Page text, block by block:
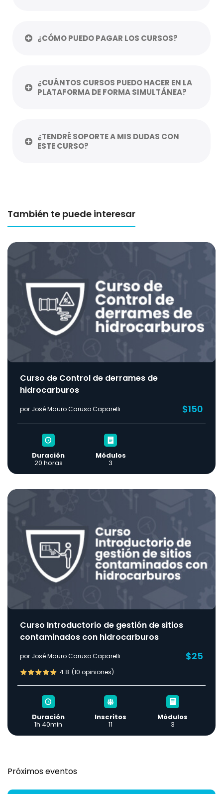
¿CÓMO PUEDO PAGAR LOS CURSOS?
¿CUÁNTOS CURSOS PUEDO HACER EN LA
PLATAFORMA DE FORMA SIMULTÁNEA?
¿TENDRÉ SOPORTE A MIS DUDAS CON
ESTE CURSO?
También te puede interesar
Curso de Control de derrames de
hidrocarburos
por José Mauro Caruso Caparelli $150
Duración
20 horas
Módulos
3
Curso Introductorio de gestión de sitios
contaminados con hidrocarburos
por José Mauro Caruso Caparelli $25
4.8 (10 opiniones)
Duración
1h 40min
Inscritos
11
Módulos
3
Próximos eventos